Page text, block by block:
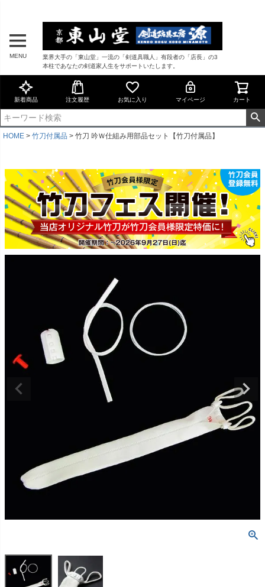
MENU
業界大手の「東山堂」一流の「剣道具職人」有段者の「店長」の3
本柱であなたの剣道家人生をサポートいたします。
新着商品 注文履歴 お気に入り マイページ カート
HOME 竹刀付属品 竹刀 吟Ｗ仕組み用部品セット【竹刀付属品】